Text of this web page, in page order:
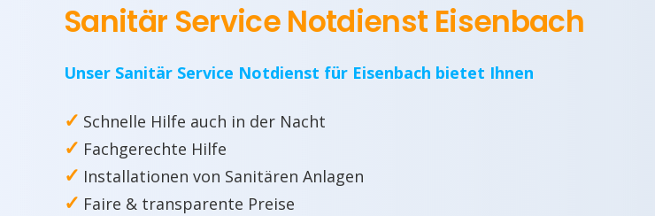
Sanitär Service Notdienst Eisenbach
Unser Sanitär Service Notdienst für Eisenbach bietet Ihnen
✓ Schnelle Hilfe auch in der Nacht
✓ Fachgerechte Hilfe
✓ Installationen von Sanitären Anlagen
✓ Faire & transparente Preise